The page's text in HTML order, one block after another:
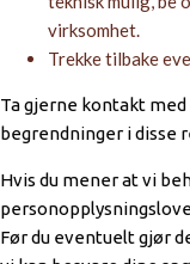
virksomhet.
Trekke tilbake
Ta gjerne kontakt
begrendninger i disse
Hvis du mener at vi
Før du eventuelt gjør